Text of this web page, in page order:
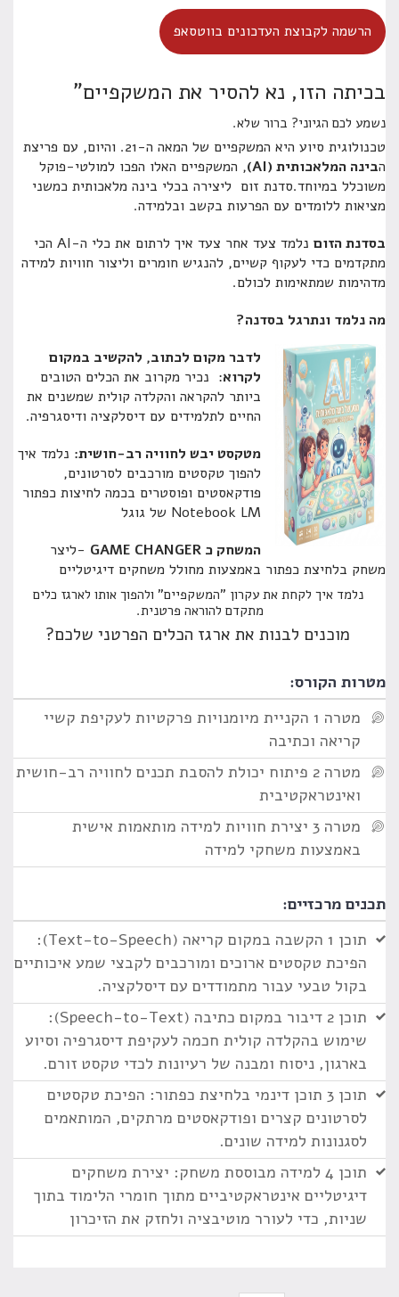
הרשמה לקבוצת העדכונים בווטסאפ
בכיתה הזו, נא להסיר את המשקפיים"
נשמע לכם הגיוני? ברור שלא.
טכנולוגית סיוע היא המשקפיים של המאה ה-21. והיום, עם פריצת
הבינה המלאכותית (AI)
, המשקפיים האלו הפכו למולטי-פוקל
משוכלל במיוחד.סדנת זום ליצירה בכלי בינה מלאכותית כמשני
מציאות ללומדים עם הפרעות בקשב ובלמידה.
בסדנת הזום
נלמד צעד אחר צעד איך לרתום את כלי ה-AI הכי
מתקדמים כדי לעקוף קשיים, להנגיש חומרים וליצור חוויות למידה
מדהימות שמתאימות לכולם.
מה נלמד ונתרגל בסדנה?
לדבר מקום לכתוב, להקשיב במקום
לקרוא: נכיר מקרוב את הכלים הטובים
ביותר להקראה והקלדה קולית שמשנים את
החיים לתלמידים עם דיסלקציה ודיסגרפיה.
מטקסט יבש לחוויה רב-חושית: נלמד איך
להפוך טקסטים מורכבים לסרטונים,
פודקאסטים ופוסטרים בכמה לחיצות כפתור
Notebook LM של גוגל
המשחק כ GAME CHANGER
-ליצר
משחק בלחיצת כפתור באמצעות מחולל משחקים דיגיטליים
נלמד איך לקחת את עקרון "המשקפיים" ולהפוך אותו לארגז כלים
מתקדם להוראה פרטנית.
מוכנים לבנות את ארגז הכלים הפרטני שלכם?
מטרות הקורס:
מטרה 1 הקניית מיומנויות פרקטיות לעקיפת קשיי
קריאה וכתיבה
מטרה 2 פיתוח יכולת להסבת תכנים לחוויה רב-חושית
ואינטראקטיבית
מטרה 3 יצירת חוויות למידה מותאמות אישית
באמצעות משחקי למידה
תכנים מרכזיים:
תוכן 1 הקשבה במקום קריאה (Text-to-Speech):
הפיכת טקסטים ארוכים ומורכבים לקבצי שמע איכותיים
בקול טבעי עבור מתמודדים עם דיסלקציה.
תוכן 2 דיבור במקום כתיבה (Speech-to-Text):
שימוש בהקלדה קולית חכמה לעקיפת דיסגרפיה וסיוע
בארגון, ניסוח ומבנה של רעיונות לכדי טקסט זורם.
תוכן 3 תוכן דינמי בלחיצת כפתור: הפיכת טקסטים
לסרטונים קצרים ופודקאסטים מרתקים, המותאמים
לסגנונות למידה שונים.
תוכן 4 למידה מבוססת משחק: יצירת משחקים
דיגיטליים אינטראקטיביים מתוך חומרי הלימוד בתוך
שניות, כדי לעורר מוטיבציה ולחזק את הזיכרון